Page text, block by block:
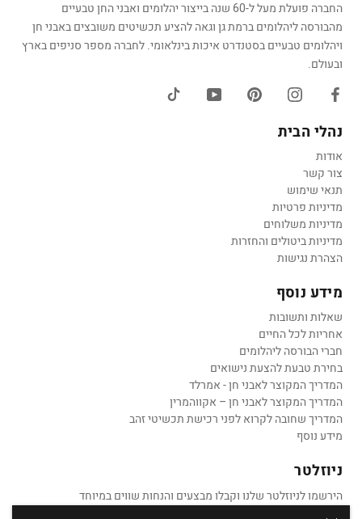
החברה פועלת מעל ל-60 שנה בייצור יהלומים ואבני החן טבעיים
מהבורסה ליהלומים ברמת גן וגאה להציע תכשיטים משובצים באבני חן
ויהלומים טבעיים בסטנדרט איכות בינלאומי. לחברה מספר סניפים בארץ
ובעולם.
נהלי הבית
אודות
צור קשר
תנאי שימוש
מדיניות פרטיות
מדיניות משלוחים
מדיניות ביטולים והחזרות
הצהרת נגישות
מידע נוסף
שאלות ותשובות
אחריות לכל החיים
חברי הבורסה ליהלומים
בחירת טבעת להצעת נישואים
המדריך המקוצר לאבני חן - אמרלד
המדריך המקוצר לאבני חן – אקווהמרין
המדריך שחובה לקרוא לפני רכישת תכשיטי זהב
מידע נוסף
ניוזלטר
הירשמו לניוזלטר שלנו וקבלו מבצעים והנחות שווים במיוחד